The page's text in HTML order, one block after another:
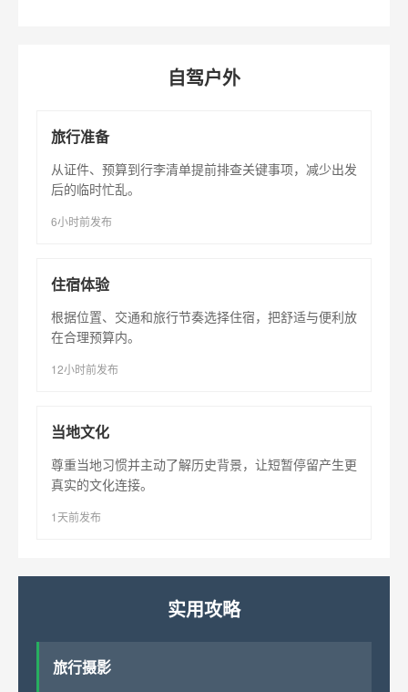
自驾户外
旅行准备
从证件、预算到行李清单提前排查关键事项，减少出发
后的临时忙乱。
6小时前发布
住宿体验
根据位置、交通和旅行节奏选择住宿，把舒适与便利放
在合理预算内。
12小时前发布
当地文化
尊重当地习惯并主动了解历史背景，让短暂停留产生更
真实的文化连接。
1天前发布
实用攻略
旅行摄影